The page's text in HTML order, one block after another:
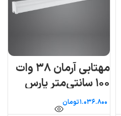
مهتابی آرمان ۳۸ وات
۱۰۰ سانتی‌متر پارس
شعاع توس
تومان